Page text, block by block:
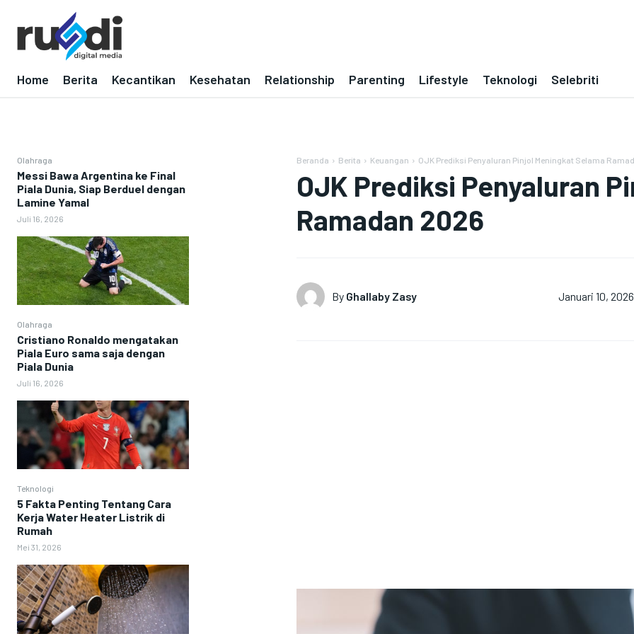
Home Berita Kecantikan Kesehatan Relationship Parenting Lifestyle Teknologi Selebriti
Olahraga
Messi Bawa Argentina ke Final
Piala Dunia, Siap Berduel dengan
Lamine Yamal
Juli 16, 2026
Olahraga
Cristiano Ronaldo mengatakan
Piala Euro sama saja dengan
Piala Dunia
Juli 16, 2026
Teknologi
5 Fakta Penting Tentang Cara
Kerja Water Heater Listrik di
Rumah
Mei 31, 2026
Beranda Berita Keuangan OJK Prediksi Penyaluran Pinjol Meningkat Selama
OJK Prediksi Penyaluran
Ramadan 2026
By Ghallaby Zasy Januari 10, 2026